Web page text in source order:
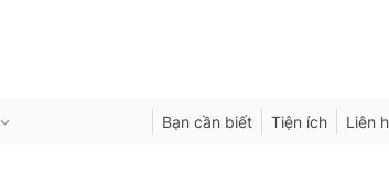
Bạn cần biết Tiện ích Liên